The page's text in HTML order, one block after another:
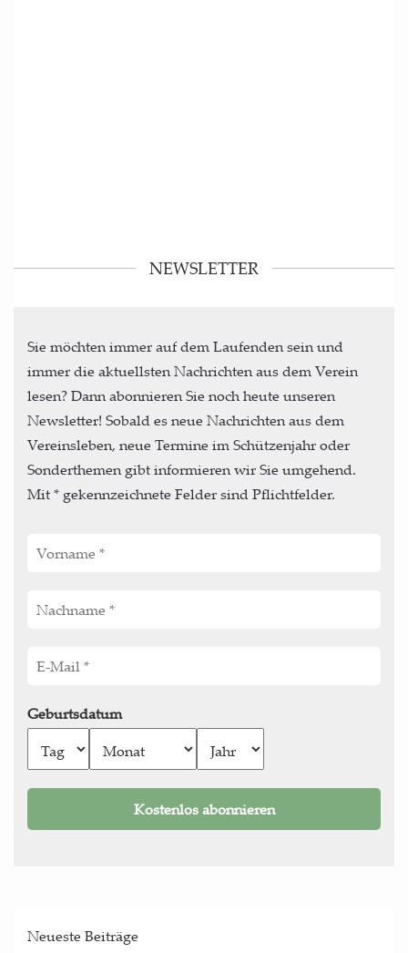
NEWSLETTER
Sie möchten immer auf dem Laufenden sein und
immer die aktuellsten Nachrichten aus dem Verein
lesen? Dann abonnieren Sie noch heute unseren
Newsletter! Sobald es neue Nachrichten aus dem
Vereinsleben, neue Termine im Schützenjahr oder
Sonderthemen gibt informieren wir Sie umgehend.
Mit * gekennzeichnete Felder sind Pflichtfelder.
Geburtsdatum
Neu­es­te Beiträge